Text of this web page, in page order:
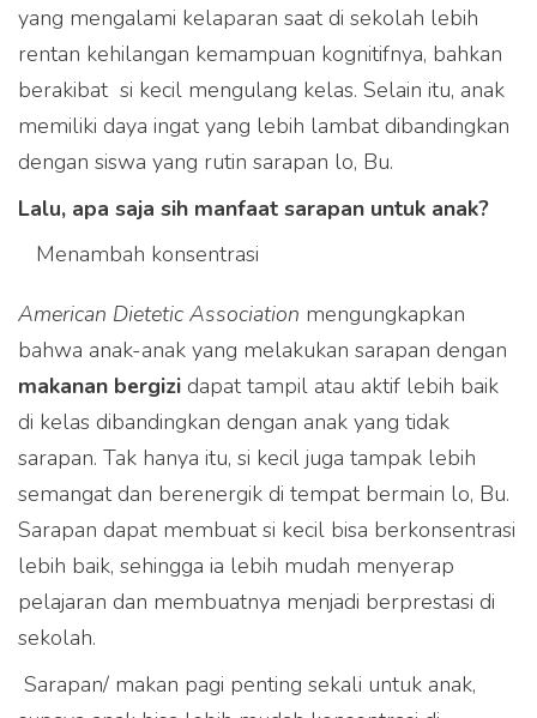
yang mengalami kelaparan saat di sekolah lebih
rentan kehilangan kemampuan kognitifnya, bahkan
berakibat si kecil mengulang kelas. Selain itu, anak
memiliki daya ingat yang lebih lambat dibandingkan
dengan siswa yang rutin sarapan lo, Bu.
Lalu, apa saja sih manfaat sarapan untuk anak?
Menambah konsentrasi
American Dietetic Association mengungkapkan
bahwa anak-anak yang melakukan sarapan dengan
makanan bergizi dapat tampil atau aktif lebih baik
di kelas dibandingkan dengan anak yang tidak
sarapan. Tak hanya itu, si kecil juga tampak lebih
semangat dan berenergik di tempat bermain lo, Bu.
Sarapan dapat membuat si kecil bisa berkonsentrasi
lebih baik, sehingga ia lebih mudah menyerap
pelajaran dan membuatnya menjadi berprestasi di
sekolah.
 Sarapan/ makan pagi penting sekali untuk anak,